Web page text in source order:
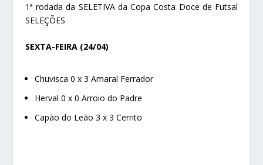
1ª rodada da SELETIVA da Copa Costa Doce de Futsal
SELEÇÕES
SEXTA-FEIRA (24/04)
Chuvisca 0 x 3 Amaral Ferrador
Herval 0 x 0 Arroio do Padre
Capão do Leão 3 x 3 Cerrito